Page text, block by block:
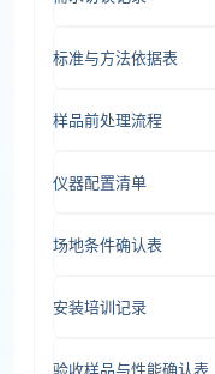
标准与方法依据表
样品前处理流程
仪器配置清单
场地条件确认表
安装培训记录
验收样品与性能确认表